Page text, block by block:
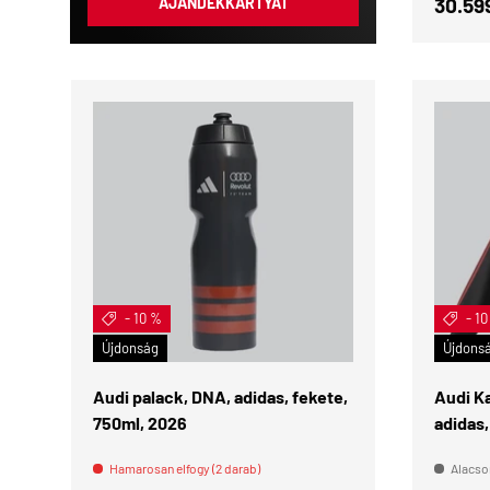
- 10 %
Újdonság
Audi palack, DNA, adidas, fekete,
750ml, 2026
Hamarosan elfogy (2 darab)
-
Audi